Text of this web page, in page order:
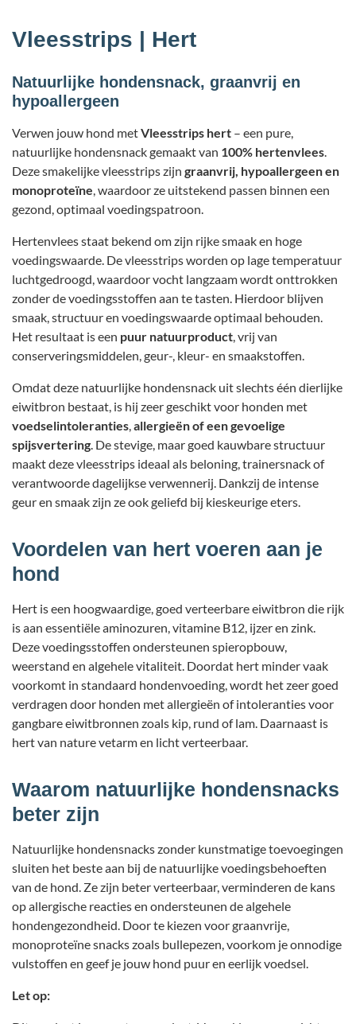
Vleesstrips | Hert
Natuurlijke hondensnack, graanvrij en
hypoallergeen
Verwen jouw hond metVleesstrips hert – een pure,
natuurlijke hondensnack gemaakt van 100% hertenvlees.
Deze smakelijke vleesstrips zijn graanvrij, hypoallergeen en
monoproteïne, waardoor ze uitstekend passen binnen een
gezond, optimaal voedingspatroon.
Hertenvlees staat bekend om zijn rijke smaak en hoge
voedingswaarde. De vleesstrips worden op lage temperatuur
luchtgedroogd, waardoor vocht langzaam wordt onttrokken
zonder de voedingsstoffen aan te tasten. Hierdoor blijven
smaak, structuur en voedingswaarde optimaal behouden.
Het resultaat is een puur natuurproduct, vrij van
conserveringsmiddelen, geur-, kleur- en smaakstoffen.
Omdat deze natuurlijke hondensnack uit slechts één dierlijke
eiwitbron bestaat, is hij zeer geschikt voor honden met
voedselintoleranties,allergieën of een gevoelige
spijsvertering. De stevige, maar goed kauwbare structuur
maakt deze vleesstrips ideaal als beloning, trainersnack of
verantwoorde dagelijkse verwennerij. Dankzij de intense
geur en smaak zijn ze ook geliefd bij kieskeurige eters.
Voordelen van hert voeren aan je
hond
Hert is een hoogwaardige, goed verteerbare eiwitbron die rijk
is aan essentiële aminozuren, vitamine B12, ijzer en zink.
Deze voedingsstoffen ondersteunen spieropbouw,
weerstand en algehele vitaliteit. Doordat hert minder vaak
voorkomt in standaard hondenvoeding, wordt het zeer goed
verdragen door honden met allergieën of intoleranties voor
gangbare eiwitbronnen zoals kip, rund of lam. Daarnaast is
hert van nature vetarm en licht verteerbaar.
Waarom natuurlijke hondensnacks
beter zijn
Natuurlijke hondensnacks zonder kunstmatige toevoegingen
sluiten het beste aan bij de natuurlijke voedingsbehoeften
van de hond. Ze zijn beter verteerbaar, verminderen de kans
op allergische reacties en ondersteunen de algehele
hondengezondheid. Door te kiezen voor graanvrije,
monoproteïne snacks zoals bullepezen, voorkom je onnodige
vulstoffen en geef je jouw hond puur en eerlijk voedsel.
Let op: